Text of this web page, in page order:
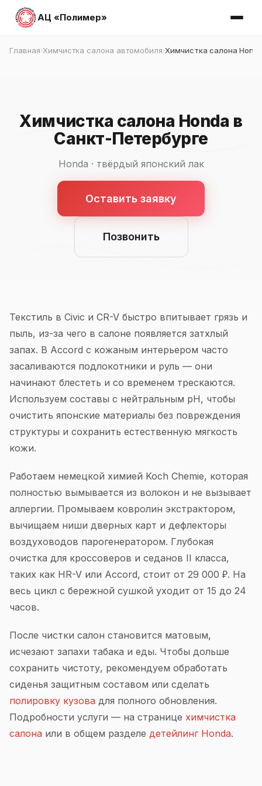
АЦ «Полимер»
Главная›Химчистка салона автомобиля›Химчистка салона
Химчистка салона Honda в
Санкт-Петербурге
Honda · твёрдый японский лак
Оставить заявку
Позвонить
Текстиль в Civic и CR-V быстро впитывает грязь и
пыль, из-за чего в салоне появляется затхлый
запах. В Accord с кожаным интерьером часто
засаливаются подлокотники и руль — они
начинают блестеть и со временем трескаются.
Используем составы с нейтральным pH, чтобы
очистить японские материалы без повреждения
структуры и сохранить естественную мягкость
кожи.
Работаем немецкой химией Koch Chemie, которая
полностью вымывается из волокон и не вызывает
аллергии. Промываем ковролин экстрактором,
вычищаем ниши дверных карт и дефлекторы
воздуховодов парогенератором. Глубокая
очистка для кроссоверов и седанов II класса,
таких как HR-V или Accord, стоит от 29 000 ₽. На
весь цикл с бережной сушкой уходит от 15 до 24
часов.
После чистки салон становится матовым,
исчезают запахи табака и еды. Чтобы дольше
сохранить чистоту, рекомендуем обработать
сиденья защитным составом или сделать
полировку кузова для полного обновления.
Подробности услуги — на странице химчистка
салона или в общем разделе детейлинг Honda.